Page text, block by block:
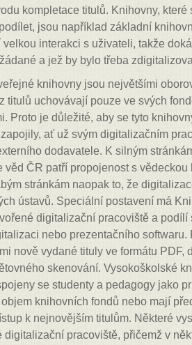
kompletace titulů. Knihovny,
jsou například základní
velkou interakci s uživateli, takže
a jež by bylo třeba
knihovny jsou největšími
titulů uchovávají pouze ve svých
Proto je důležité, aby se tyto
ať už svým digitalizačním
dodavatele. K silným
věd ČR patří propojenost s
stránkám naopak to, že
ústavů. Speciální postavení má
digitalizační pracoviště a
nebo prezentačního
nově vydané tituly ve formátu PDF,
skenování. Vysokoškolské
se studenty a pedagogy jako
knihovních fondů nebo mají
k nejnovějším titulům. Některé
digitalizační pracoviště, přičemž v